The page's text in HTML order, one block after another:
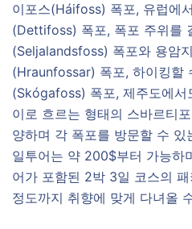
이포스(Háifoss) 폭포, 유럽에
(Dettifoss) 폭포, 폭포 주위를
(Seljalandsfoss) 폭포와 용암
(Hraunfossar) 폭포, 하이킹할
(Skógafoss) 폭포, 제주도에
이로 흐르는 형태의 스바르티
양하며 각 폭포를 방문할 수
일투어는 약 200$부터 가능하
어가 포함된 2박 3일 코스의
정도까지 취향에 맞게 다녀올